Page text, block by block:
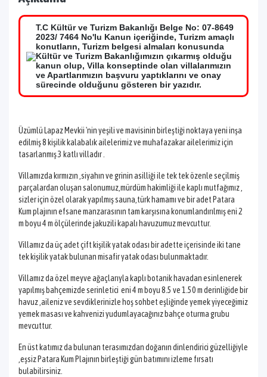
T.C Kültür ve Turizm Bakanlığı Belge No: 07-8649
2023/ 7464 No'lu Kanun içeriğinde, Turizm amaçlı
konutların, Turizm belgesi almaları konusunda
Kültür ve Turizm Bakanlığımızın çıkarmış olduğu
kanun olup, Villa konseptinde olan villalarımızın
ve Apartlarımızın başvuru yaptıklarını ve onay
sürecinde olduğunu gösteren bir yazıdır.
Üzümlü Lapaz Mevkii 'nin yeşili ve mavisinin birleştiği noktaya yeni inşa
edilmiş 8 kişilik kalabalık ailelerimiz ve muhafazakar ailelerimiz için
tasarlanmış 3 katlı villadır .
Villamızda kırmızın ,siyahın ve grinin asilliği ile tek tek özenle seçilmiş
parçalardan oluşan salonumuz,mürdüm hakimliği ile kaplı mutfağımız ,
sizler için özel olarak yapılmış sauna,türk hamamı ve bir adet Patara
Kum plajının efsane manzarasının tam karşısına konumlandırılmış eni 2
m boyu 4 m ölçülerinde jakuzili kapalı havuzumuz mevcuttur.
Villamız da üç adet çift kişilik yatak odası bir adette içerisinde iki tane
tek kişilik yatak bulunan misafir yatak odası bulunmaktadır.
Villamız da özel meyve ağaçlarıyla kaplı botanik havadan esinlenerek
yapılmış bahçemizde serinletici eni 4 m boyu 8.5 ve 1.50 m derinliğide bir
havuz ,aileniz ve sevdiklerinizle hoş sohbet eşliğinde yemek yiyeceğimiz
yemek masası ve kahvenizi yudumlayacağınız bahçe oturma grubu
mevcuttur.
En üst katımız da bulunan terasımızdan doğanın dinlendirici güzelliğiyle
,eşsiz Patara Kum Plajının birleştiği gün batımını izleme fırsatı
bulabilirsiniz.